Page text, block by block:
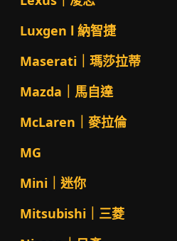
Luxgen l 納智捷
Maserati｜瑪莎拉蒂
Mazda｜馬自達
McLaren｜麥拉倫
MG
Mini｜迷你
Mitsubishi｜三菱